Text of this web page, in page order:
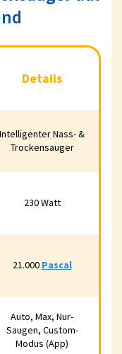
Intelligenter Nass- &
Trockensauger
Auto, Max, Nur-
Saugen, Custom-
Modus (App)
Details
Intelligenter Nass- &
Trockensauger
230 Watt
21.000 Pascal
Auto, Max, Nur-
Saugen, Custom-
Modus (App)